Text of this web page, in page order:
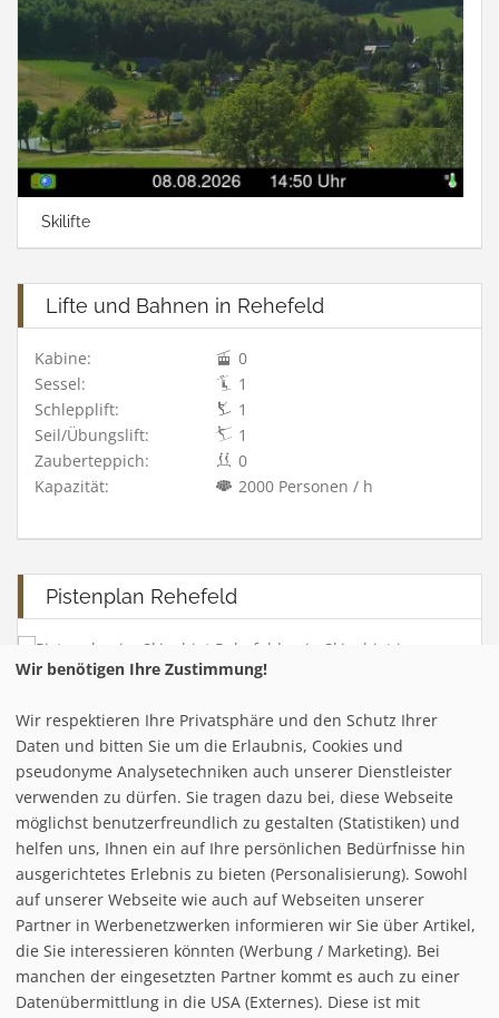
Skilifte
Lifte und Bahnen in Rehefeld
Kabine:
0
Sessel:
1
Schlepplift:
1
Seil/Übungslift:
1
Zauberteppich:
0
Kapazität:
2000 Personen / h
Pistenplan Rehefeld
Infrastuktur Rehefeld
Loipe/Langlauf:
20
Snow tubing:
Eislaufen:
Rodelbahn:
Nachtrodeln:
Hallenbad:
Wir benötigen Ihre Zustimmung!
Wir respektieren Ihre Privatsphäre und den Schutz Ihrer
Daten und bitten Sie um die Erlaubnis, Cookies und
pseudonyme Analysetechniken auch unserer Dienstleister
verwenden zu dürfen. Sie tragen dazu bei, diese Webseite
möglichst benutzerfreundlich zu gestalten (Statistiken) und
helfen uns, Ihnen ein auf Ihre persönlichen Bedürfnisse hin
ausgerichtetes Erlebnis zu bieten (Personalisierung). Sowohl
auf unserer Webseite wie auch auf Webseiten unserer
Partner in Werbenetzwerken informieren wir Sie über Artikel,
die Sie interessieren könnten (Werbung / Marketing). Bei
manchen der eingesetzten Partner kommt es auch zu einer
Datenübermittlung in die USA (Externes). Diese ist mit